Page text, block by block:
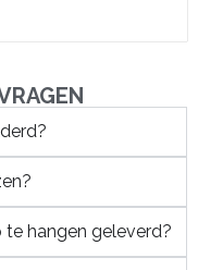
hangen geleverd?